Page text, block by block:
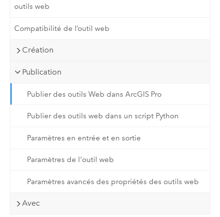
outils web
Compatibilité de l’outil web
Création
Publication
Publier des outils Web dans ArcGIS Pro
Publier des outils web dans un script Python
Paramètres en entrée et en sortie
Paramètres de l'outil web
Paramètres avancés des propriétés des outils web
Avec